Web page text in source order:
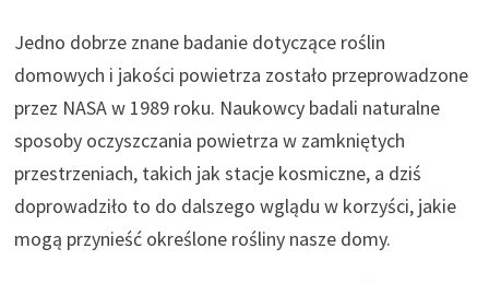
Jedno dobrze znane badanie dotyczące roślin
domowych i jakości powietrza zostało przeprowadzone
przez NASA w 1989 roku. Naukowcy badali naturalne
sposoby oczyszczania powietrza w zamkniętych
przestrzeniach, takich jak stacje kosmiczne, a dziś
doprowadziło to do dalszego wglądu w korzyści, jakie
mogą przynieść określone rośliny nasze domy.